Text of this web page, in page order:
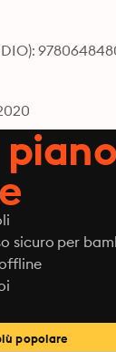
sicuro per
popolare